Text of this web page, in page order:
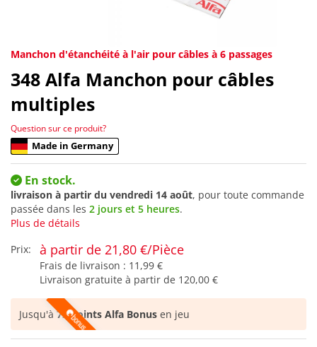
Manchon d'étanchéité à l'air pour câbles à 6 passages
348 Alfa Manchon pour câbles
multiples
Question sur ce produit?
Made in Germany
En stock.
livraison à partir du vendredi 14 août, pour toute commande
passée dans les 2 jours et 5 heures.
Plus de détails
Prix:
à partir de 21,80 €/Pièce
Frais de livraison : 11,99 €
Livraison gratuite à partir de 120,00 €
Jusqu'à72 points Alfa Bonus en jeu